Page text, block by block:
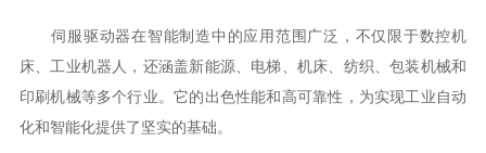
伺服驱动器在智能制造中的应用范围广泛，不仅限于数控机
床、工业机器人，还涵盖新能源、电梯、机床、纺织、包装机械和
印刷机械等多个行业。它的出色性能和高可靠性，为实现工业自动
化和智能化提供了坚实的基础。